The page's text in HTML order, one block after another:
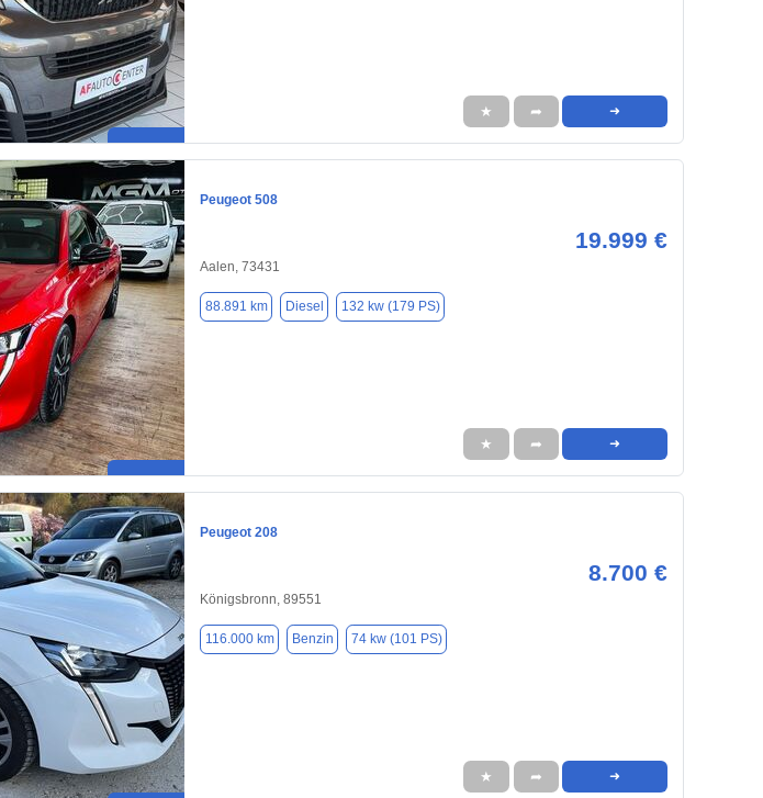
★ ➦ ➜
Peugeot 508
19.999 €
Aalen, 73431
88.891 km Diesel 132 kw (179 PS)
★ ➦ ➜
Peugeot 208
8.700 €
Königsbronn, 89551
116.000 km Benzin 74 kw (101 PS)
★ ➦ ➜